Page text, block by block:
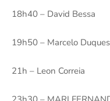
18h40 – David Bessa
19h50 – Marcelo Duques
21h – Leon Correia